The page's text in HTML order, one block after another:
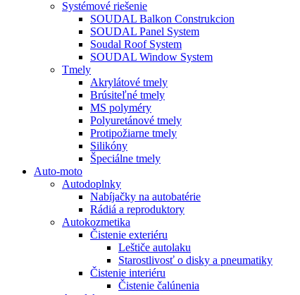
Systémové riešenie
SOUDAL Balkon Construkcion
SOUDAL Panel System
Soudal Roof System
SOUDAL Window System
Tmely
Akrylátové tmely
Brúsiteľné tmely
MS polyméry
Polyuretánové tmely
Protipožiarne tmely
Silikóny
Špeciálne tmely
Auto-moto
Autodoplnky
Nabíjačky na autobatérie
Rádiá a reproduktory
Autokozmetika
Čistenie exteriéru
Leštiče autolaku
Starostlivosť o disky a pneumatiky
Čistenie interiéru
Čistenie čalúnenia